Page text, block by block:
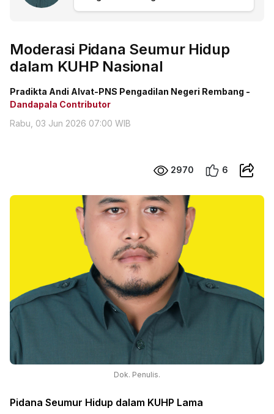
Moderasi Pidana Seumur Hidup
dalam KUHP Nasional
Pradikta Andi Alvat-PNS Pengadilan Negeri Rembang -
Dandapala Contributor
Rabu, 03 Jun 2026 07:00 WIB
2970 6
Dok. Penulis.
Pidana Seumur Hidup dalam KUHP Lama